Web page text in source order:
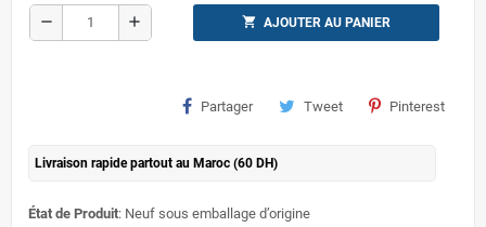
remove add shopping_cart AJOUTER AU PANIER
Partager Tweet Pinterest
Livraison rapide partout au Maroc (60 DH)
État de Produit: Neuf sous emballage d’origine